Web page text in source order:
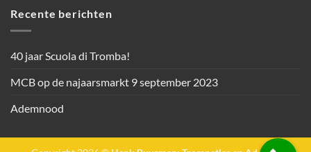
Recente berichten
40 jaar Scuola di Tromba!
MCB op de najaarsmarkt 9 september 2023
Ademnood